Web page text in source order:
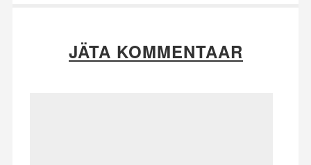
JÄTA KOMMENTAAR